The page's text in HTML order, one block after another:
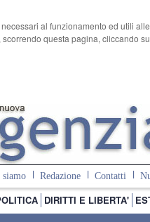
al funzionamento ed utili
questa pagina, cliccando
siamo Redazione Contatti
DIRITTI E LIBERTA'